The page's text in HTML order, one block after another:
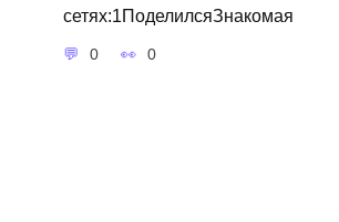
сетях:1ПоделилсяЗнакомая
0 0